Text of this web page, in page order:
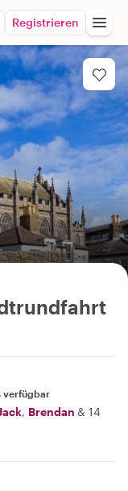
Registrieren
verfügbar
, Brendan & 14